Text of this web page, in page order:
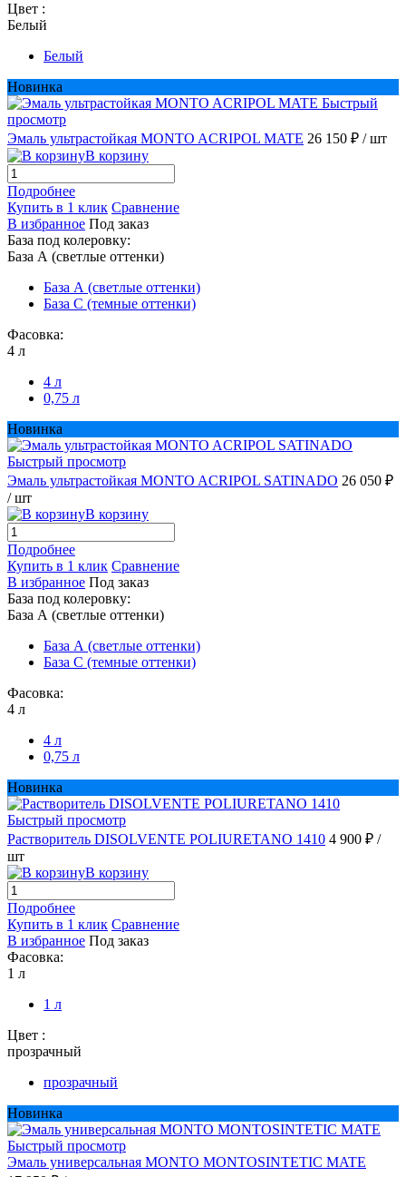
Цвет :
Белый
Белый
Новинка
Быстрый
просмотр
Эмаль ультрастойкая MONTO ACRIPOL MATE 26 150 ₽ / шт
В корзину
Подробнее
Купить в 1 клик Сравнение
В избранное Под заказ
База под колеровку:
База А (светлые оттенки)
База А (светлые оттенки)
База С (темные оттенки)
Фасовка:
4 л
4 л
0,75 л
Новинка
Быстрый просмотр
Эмаль ультрастойкая MONTO ACRIPOL SATINADO 26 050 ₽
/ шт
В корзину
Подробнее
Купить в 1 клик Сравнение
В избранное Под заказ
База под колеровку:
База А (светлые оттенки)
База А (светлые оттенки)
База С (темные оттенки)
Фасовка:
4 л
4 л
0,75 л
Новинка
Быстрый просмотр
Растворитель DISOLVENTE POLIURETANO 1410 4 900 ₽ /
шт
В корзину
Подробнее
Купить в 1 клик Сравнение
В избранное Под заказ
Фасовка:
1 л
1 л
Цвет :
прозрачный
прозрачный
Новинка
Быстрый просмотр
Эмаль универсальная MONTO MONTOSINTETIC MATE